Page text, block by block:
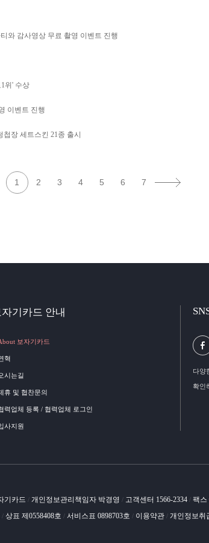
와 감사영상 무료 촬영 이벤트 진행
위' 수상
이벤트 진행
장 세트스킨 21종 출시
1 2 3 4 5 6 7
자기카드 안내
보자기카드
혁
시는길
휴 및 협찬문의
력업체 등록 / 협력업체 로그인
사지원
다양
확인
기카드 / 개인정보관리책임자 박경영 / 고객센터 1566-2334 / 팩스
/ 상표 제0558408호 / 서비스표 0898703호 / 이용약관 / 개인정보취